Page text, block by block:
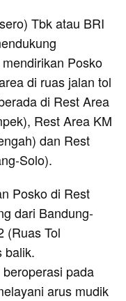
Tbk atau BRI
Posko
di ruas jalan tol
di Rest Area
Rest Area KM
dan Rest
Solo).
Posko di Rest
dari Bandung-
(Ruas Tol
balik.
pada
arus mudik